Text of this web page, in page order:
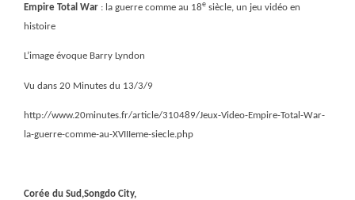
Empire Total War : la guerre comme au 18e siècle, un jeu vidéo en
histoire
L’image évoque Barry Lyndon
Vu dans 20 Minutes du 13/3/9
http://www.20minutes.fr/article/310489/Jeux-Video-Empire-Total-War-
la-guerre-comme-au-XVIIIeme-siecle.php
Corée du Sud,Songdo City,